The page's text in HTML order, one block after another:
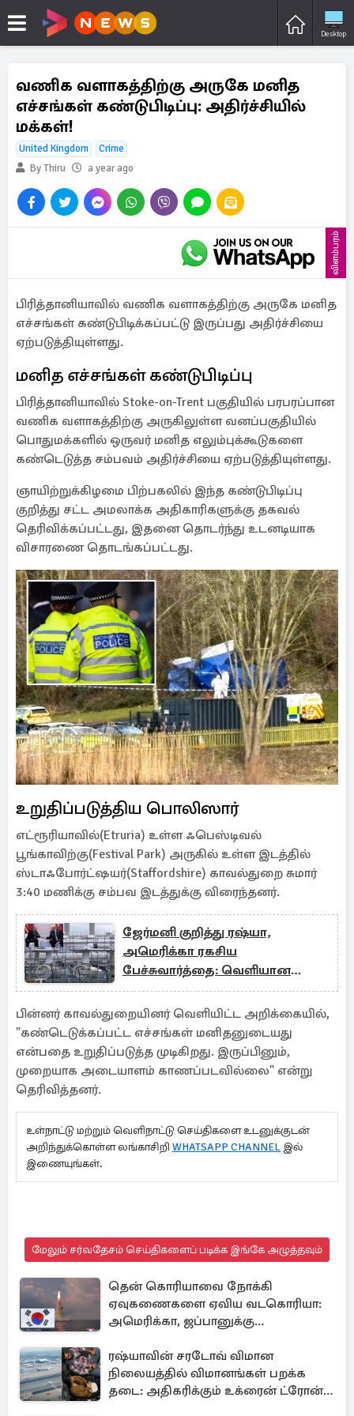
Desktop
வணிக வளாகத்திற்கு அருகே மனித
எச்சங்கள் கண்டுபிடிப்பு: அதிர்ச்சியில்
மக்கள்!
United Kingdom
Crime
By Thiru
a year ago
விளம்பரம்
பிரித்தானியாவில் வணிக வளாகத்திற்கு அருகே மனித
எச்சங்கள் கண்டுபிடிக்கப்பட்டு இருப்பது அதிர்ச்சியை
ஏற்படுத்தியுள்ளது.
மனித எச்சங்கள் கண்டுபிடிப்பு
பிரித்தானியாவில் Stoke-on-Trent பகுதியில் பரபரப்பான
வணிக வளாகத்திற்கு அருகிலுள்ள வனப்பகுதியில்
பொதுமக்களில் ஒருவர் மனித எலும்புக்கூடுகளை
கண்டெடுத்த சம்பவம் அதிர்ச்சியை ஏற்படுத்தியுள்ளது.
ஞாயிற்றுக்கிழமை பிற்பகலில் இந்த கண்டுபிடிப்பு
குறித்து சட்ட அமலாக்க அதிகாரிகளுக்கு தகவல்
தெரிவிக்கப்பட்டது, இதனை தொடர்ந்து உடனடியாக
விசாரணை தொடங்கப்பட்டது.
உறுதிப்படுத்திய பொலிஸார்
எட்ரூரியாவில்(Etruria) உள்ள ஃபெஸ்டிவல்
பூங்காவிற்கு(Festival Park) அருகில் உள்ள இடத்தில்
ஸ்டாஃபோர்ட்ஷயர்(Staffordshire) காவல்துறை சுமார்
3:40 மணிக்கு சம்பவ இடத்துக்கு விரைந்தனர்.
ஜேர்மனி குறித்து ரஷ்யா,
அமெரிக்கா ரகசிய
பேச்சுவார்த்தை: வெளியான
தகவல்
பின்னர் காவல்துறையினர் வெளியிட்ட அறிக்கையில்,
"கண்டெடுக்கப்பட்ட எச்சங்கள் மனிதனுடையது
என்பதை உறுதிப்படுத்த முடிகிறது. இருப்பினும்,
முறையாக அடையாளம் காணப்படவில்லை" என்று
தெரிவித்தனர்.
உள்நாட்டு மற்றும் வெளிநாட்டு செய்திகளை உடனுக்குடன்
அறிந்துக்கொள்ள லங்காசிறி WHATSAPP CHANNEL இல்
இணையுங்கள்.
மேலும் சர்வதேசம் செய்திகளைப் படிக்க இங்கே அழுத்தவும்
தென் கொரியாவை நோக்கி
ஏவுகணைகளை ஏவிய வடகொரியா:
அமெரிக்கா, ஜப்பானுக்கு
ரஷ்யாவின் சரடோவ் விமான
நிலையத்தில் விமானங்கள் பறக்க
தடை: அதிகரிக்கும் உக்ரைன் ட்ரோன்